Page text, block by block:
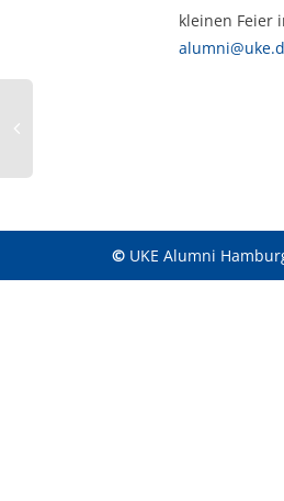
kleinen Feier
© UKE Alumni